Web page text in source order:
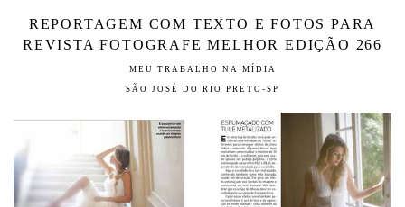
REPORTAGEM COM TEXTO E FOTOS PARA
REVISTA FOTOGRAFE MELHOR EDIÇÃO 266
MEU TRABALHO NA MÍDIA
SÃO JOSÉ DO RIO PRETO-SP